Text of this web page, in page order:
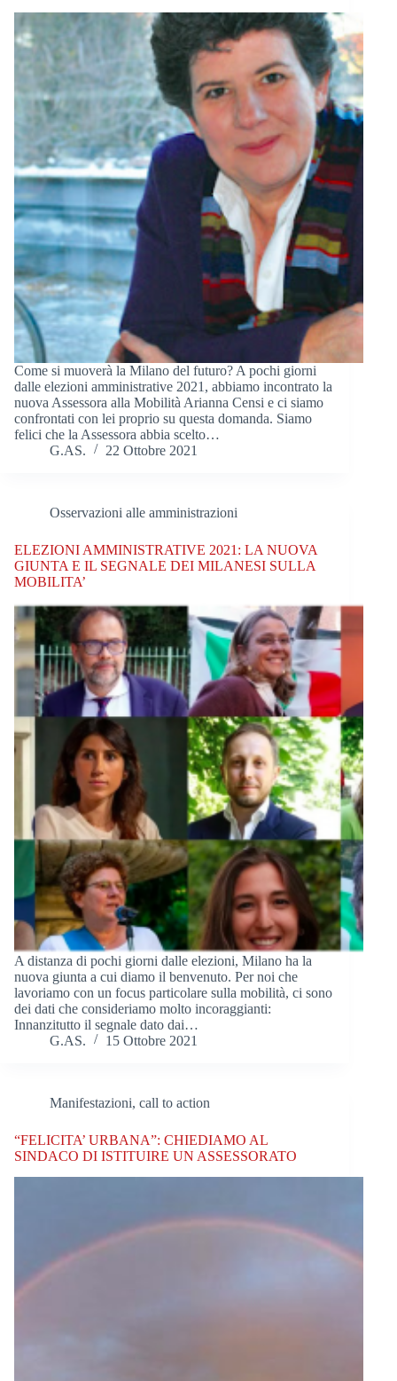
Come si muoverà la Milano del futuro? A pochi giorni
dalle elezioni amministrative 2021, abbiamo incontrato la
nuova Assessora alla Mobilità Arianna Censi e ci siamo
confrontati con lei proprio su questa domanda. Siamo
felici che la Assessora abbia scelto…
G.AS.
22 Ottobre 2021
Osservazioni alle amministrazioni
ELEZIONI AMMINISTRATIVE 2021: LA NUOVA
GIUNTA E IL SEGNALE DEI MILANESI SULLA
MOBILITA’
A distanza di pochi giorni dalle elezioni, Milano ha la
nuova giunta a cui diamo il benvenuto. Per noi che
lavoriamo con un focus particolare sulla mobilità, ci sono
dei dati che consideriamo molto incoraggianti:
Innanzitutto il segnale dato dai…
G.AS.
15 Ottobre 2021
Manifestazioni, call to action
“FELICITA’ URBANA”: CHIEDIAMO AL
SINDACO DI ISTITUIRE UN ASSESSORATO